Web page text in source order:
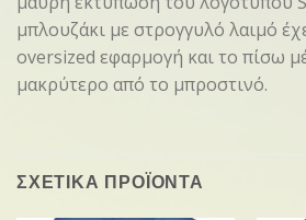
μπλουζάκι με στρογγυλό λαιμό
oversized εφαρμογή και το πίσω
μακρύτερο από το μπροστινό.
ΣΧΕΤΙΚΑ ΠΡΟΪΟΝΤΑ